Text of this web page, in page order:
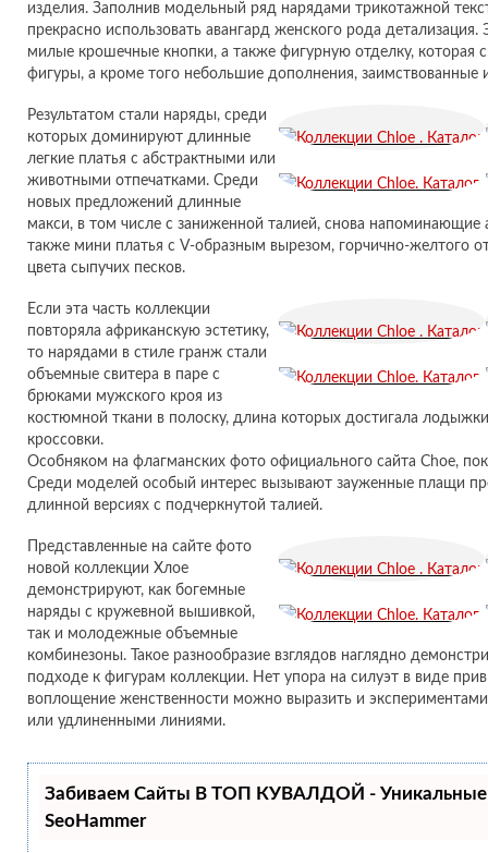
изделия. Заполнив модельный ряд нарядами трикотажной
прекрасно использовать авангард женского рода
милые крошечные кнопки, а также фигурную отделку, которая
фигуры, а кроме того небольшие дополнения, заимствованные
Результатом стали наряды, среди
которых доминируют длинные
легкие платья с абстрактными или
животными отпечатками. Среди
новых предложений длинные
макси, в том числе с заниженной талией, снова напоминающие
также мини платья с V-образным вырезом, горчично-желтого
цвета сыпучих песков.
Если эта часть коллекции
повторяла африканскую эстетику,
то нарядами в стиле гранж стали
объемные свитера в паре с
брюками мужского кроя из
костюмной ткани в полоску, длина которых достигала
кроссовки.
Особняком на флагманских фото официального сайта Choe,
Среди моделей особый интерес вызывают зауженные плащи
длинной версиях с подчеркнутой талией.
Представленные на сайте фото
новой коллекции Хлое
демонстрируют, как богемные
наряды с кружевной вышивкой,
так и молодежные объемные
комбинезоны. Такое разнообразие взглядов наглядно
подходе к фигурам коллекции. Нет упора на силуэт в виде
воплощение женственности можно выразить и
или удлиненными линиями.
Забиваем Сайты В ТОП КУВАЛДОЙ - Уникальные
SeoHammer